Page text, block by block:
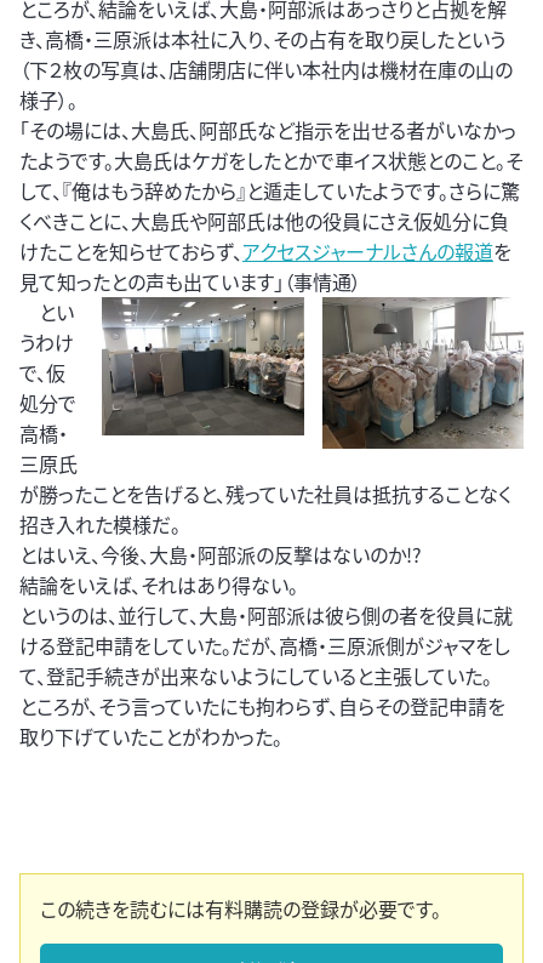
ところが、結論をいえば、大島・阿部派はあっさりと占拠を解
き、高橋・三原派は本社に入り、その占有を取り戻したという
（下２枚の写真は、店舗閉店に伴い本社内は機材在庫の山の
様子）。
「その場には、大島氏、阿部氏など指示を出せる者がいなかっ
たようです。大島氏はケガをしたとかで車イス状態とのこと。そ
して、『俺はもう辞めたから』と遁走していたようです。さらに驚
くべきことに、大島氏や阿部氏は他の役員にさえ仮処分に負
けたことを知らせておらず、アクセスジャーナルさんの報道を
見て知ったとの声も出ています」（事情通）
とい
うわけ
で、仮
処分で
高橋・
三原氏
が勝ったことを告げると、残っていた社員は抵抗することなく
招き入れた模様だ。
とはいえ、今後、大島・阿部派の反撃はないのか!?
結論をいえば、それはあり得ない。
というのは、並行して、大島・阿部派は彼ら側の者を役員に就
ける登記申請をしていた。だが、高橋・三原派側がジャマをし
て、登記手続きが出来ないようにしていると主張していた。
ところが、そう言っていたにも拘わらず、自らその登記申請を
取り下げていたことがわかった。
この続きを読むには有料購読の登録が必要です。